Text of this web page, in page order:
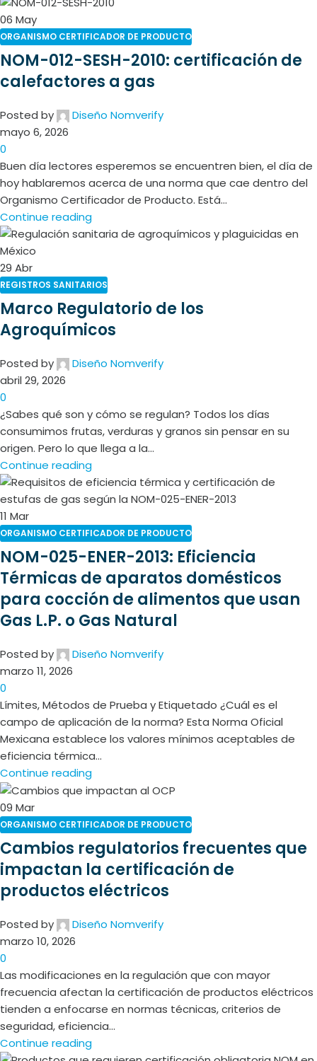
06 May
ORGANISMO CERTIFICADOR DE PRODUCTO
NOM-012-SESH-2010: certificación de
calefactores a gas
Posted by
Diseño Nomverify
mayo 6, 2026
0
Buen día lectores esperemos se encuentren bien, el día de
hoy hablaremos acerca de una norma que cae dentro del
Organismo Certificador de Producto. Está...
Continue reading
29 Abr
REGISTROS SANITARIOS
Marco Regulatorio de los
Agroquímicos
Posted by
Diseño Nomverify
abril 29, 2026
0
¿Sabes qué son y cómo se regulan? Todos los días
consumimos frutas, verduras y granos sin pensar en su
origen. Pero lo que llega a la...
Continue reading
11 Mar
ORGANISMO CERTIFICADOR DE PRODUCTO
NOM-025-ENER-2013: Eficiencia
Térmicas de aparatos domésticos
para cocción de alimentos que usan
Gas L.P. o Gas Natural
Posted by
Diseño Nomverify
marzo 11, 2026
0
Límites, Métodos de Prueba y Etiquetado ¿Cuál es el
campo de aplicación de la norma? Esta Norma Oficial
Mexicana establece los valores mínimos aceptables de
eficiencia térmica...
Continue reading
09 Mar
ORGANISMO CERTIFICADOR DE PRODUCTO
Cambios regulatorios frecuentes que
impactan la certificación de
productos eléctricos
Posted by
Diseño Nomverify
marzo 10, 2026
0
Las modificaciones en la regulación que con mayor
frecuencia afectan la certificación de productos eléctricos
tienden a enfocarse en normas técnicas, criterios de
seguridad, eficiencia...
Continue reading